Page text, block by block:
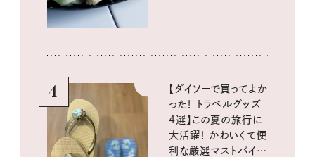
4
【ダイソーで買ってよか
った！ トラベルグッズ
4選】この夏の旅行に
大活躍！ かわいくて便
利な厳選マストバイア